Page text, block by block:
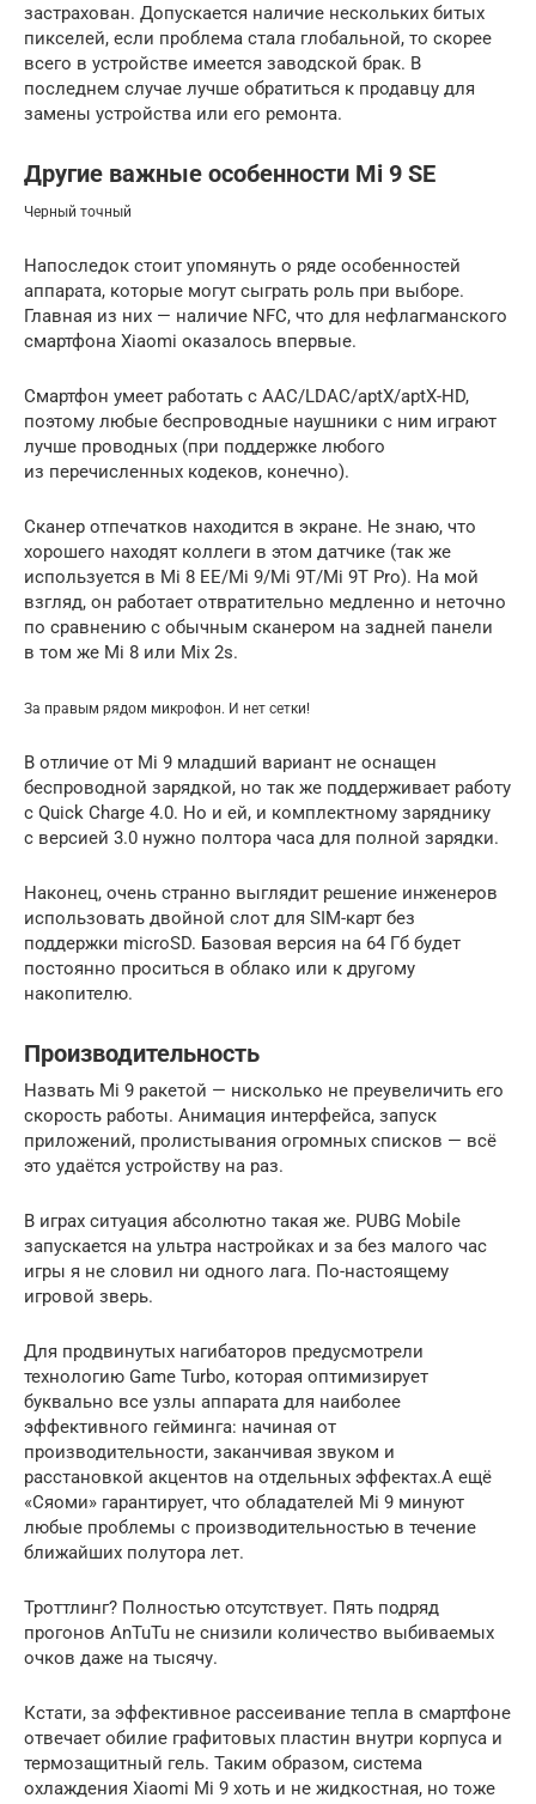
застрахован. Допускается наличие нескольких битых
пикселей, если проблема стала глобальной, то скорее
всего в устройстве имеется заводской брак. В
последнем случае лучше обратиться к продавцу для
замены устройства или его ремонта.
Другие важные особенности Mi 9 SE
Черный точный
Напоследок стоит упомянуть о ряде особенностей
аппарата, которые могут сыграть роль при выборе.
Главная из них — наличие NFC, что для нефлагманского
смартфона Xiaomi оказалось впервые.
Смартфон умеет работать с AAC/LDAC/aptX/aptX-HD,
поэтому любые беспроводные наушники с ним играют
лучше проводных (при поддержке любого
из перечисленных кодеков, конечно).
Сканер отпечатков находится в экране. Не знаю, что
хорошего находят коллеги в этом датчике (так же
используется в Mi 8 EE/Mi 9/Mi 9T/Mi 9T Pro). На мой
взгляд, он работает отвратительно медленно и неточно
по сравнению с обычным сканером на задней панели
в том же Mi 8 или Mix 2s.
За правым рядом микрофон. И нет сетки!
В отличие от Mi 9 младший вариант не оснащен
беспроводной зарядкой, но так же поддерживает работу
с Quick Charge 4.0. Но и ей, и комплектному заряднику
с версией 3.0 нужно полтора часа для полной зарядки.
Наконец, очень странно выглядит решение инженеров
использовать двойной слот для SIM-карт без
поддержки microSD. Базовая версия на 64 Гб будет
постоянно проситься в облако или к другому
накопителю.
Производительность
Назвать Mi 9 ракетой — нисколько не преувеличить его
скорость работы. Анимация интерфейса, запуск
приложений, пролистывания огромных списков — всё
это удаётся устройству на раз.
В играх ситуация абсолютно такая же. PUBG Mobile
запускается на ультра настройках и за без малого час
игры я не словил ни одного лага. По-настоящему
игровой зверь.
Для продвинутых нагибаторов предусмотрели
технологию Game Turbo, которая оптимизирует
буквально все узлы аппарата для наиболее
эффективного гейминга: начиная от
производительности, заканчивая звуком и
расстановкой акцентов на отдельных эффектах.А ещё
«Сяоми» гарантирует, что обладателей Mi 9 минуют
любые проблемы с производительностью в течение
ближайших полутора лет.
Троттлинг? Полностью отсутствует. Пять подряд
прогонов AnTuTu не снизили количество выбиваемых
очков даже на тысячу.
Кстати, за эффективное рассеивание тепла в смартфоне
отвечает обилие графитовых пластин внутри корпуса и
термозащитный гель. Таким образом, система
охлаждения Xiaomi Mi 9 хоть и не жидкостная, но тоже